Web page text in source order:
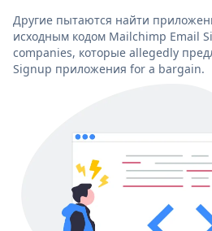
Другие пытаются найти
исходным кодом Mailchimp Email
companies, которые allegedly
Signup приложения for a bargain.